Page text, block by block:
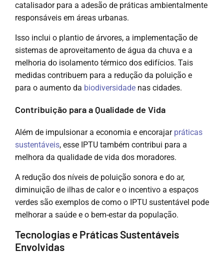
catalisador para a adesão de práticas ambientalmente
responsáveis em áreas urbanas.
Isso inclui o plantio de árvores, a implementação de
sistemas de aproveitamento de água da chuva e a
melhoria do isolamento térmico dos edifícios. Tais
medidas contribuem para a redução da poluição e
para o aumento da biodiversidade nas cidades.
Contribuição para a Qualidade de Vida
Além de impulsionar a economia e encorajar práticas
sustentáveis, esse IPTU também contribui para a
melhora da qualidade de vida dos moradores.
A redução dos níveis de poluição sonora e do ar,
diminuição de ilhas de calor e o incentivo a espaços
verdes são exemplos de como o IPTU sustentável pode
melhorar a saúde e o bem-estar da população.
Tecnologias e Práticas Sustentáveis
Envolvidas